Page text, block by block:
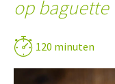
op baguette
120 minuten